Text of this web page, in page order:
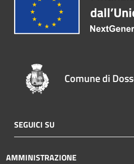
Comune di
SEGUICI SU
AMMINISTRAZIONE